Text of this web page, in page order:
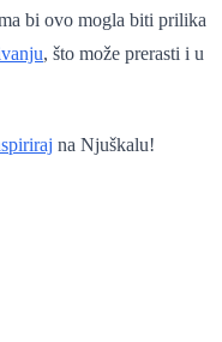
bi ovo mogla biti prilika
, što može prerasti i u
na Njuškalu!